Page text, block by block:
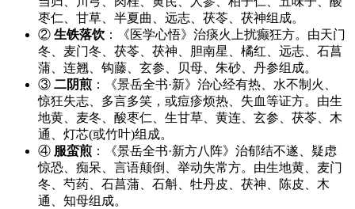
枣仁、甘草、半夏曲、远志、茯苓、茯神组成。
② 生铁落饮 ：《医学心悟》治痰火上扰癫狂方。由天门
冬、麦门冬、茯苓、茯神、胆南星、橘红、远志、石菖
蒲、连翘、钩藤、玄参、贝母、朱砂、丹参组成。
③ 二阴煎 ：《景岳全书·新》治心经有热、水不制火、
惊狂失志、多言多笑，或痘疹烦热、失血等证方。由生
地黄、麦冬、酸枣仁、生甘草、黄连、玄参、茯苓、木
通、灯芯(或竹叶)组成。
④ 服蛮煎 ：《景岳全书·新方八阵》治郁结不遂、疑虑
惊恐、痴呆、言语颠倒、举动失常方。由生地黄、麦门
冬、芍药、石菖蒲、石斛、牡丹皮、茯神、陈皮、木
通、知母组成。